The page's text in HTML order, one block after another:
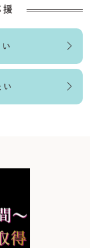
援
い